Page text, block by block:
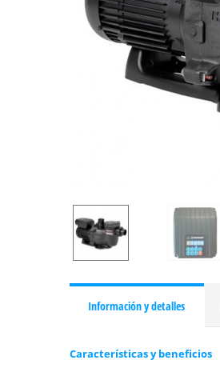
Información y detalles
Características y beneficios